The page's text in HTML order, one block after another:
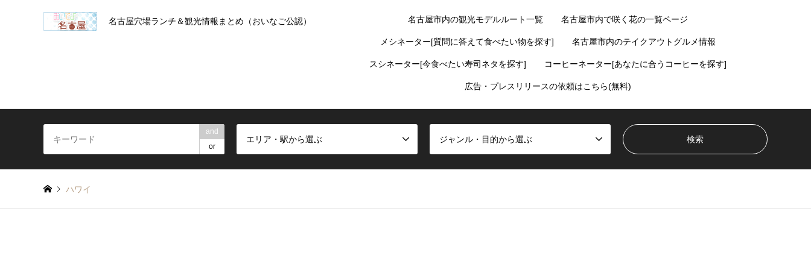
名古屋穴場ランチ＆観光情報まとめ（おいなご公認） 名古屋市内の観光モデルルート一覧 名古屋市内で咲く花の一覧ページ
メシネーター[質問に答えて食べたい物を探す] 名古屋市内のテイクアウトグルメ情報
スシネーター[今食べたい寿司ネタを探す] コーヒーネーター[あなたに合うコーヒーを探す]
広告・プレスリリースの依頼はこちら(無料)
and
or
エリア・駅から選ぶ ジャンル・目的から選ぶ
ハワイ